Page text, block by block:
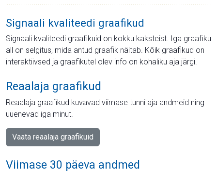
Signaali kvaliteedi graafikud
Signaali kvaliteedi graafikuid on kokku kaksteist. Iga graafiku
all on selgitus, mida antud graafik näitab. Kõik graafikud on
interaktiivsed ja graafikutel olev info on kohaliku aja järgi.
Reaalaja graafikud
Reaalaja graafikud kuvavad viimase tunni aja andmeid ning
uuenevad iga minut.
Vaata reaalaja graafikuid
Viimase 30 päeva andmed